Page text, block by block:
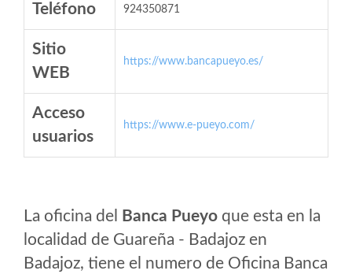
Teléfono 924350871
Sitio
WEB
https://www.bancapueyo.es/
Acceso
usuarios
https://www.e-pueyo.com/
La oficina del Banca Pueyo que esta en la
localidad de Guareña - Badajoz en
Badajoz, tiene el numero de Oficina Banca